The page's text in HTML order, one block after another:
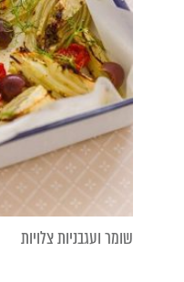
שומר ועגבניות צלויות